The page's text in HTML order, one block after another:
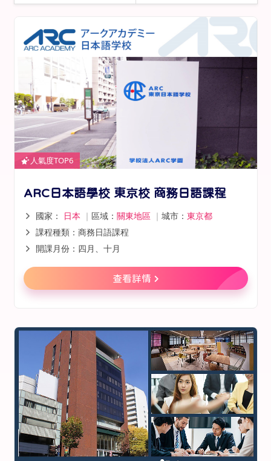
人氣度TOP6
ARC日本語學校 東京校 商務日語課程
國家： 日本 ｜ 區域： 關東地區 ｜ 城市： 東京都
課程種類：商務日語課程
開課月份：四月、十月
查看詳情